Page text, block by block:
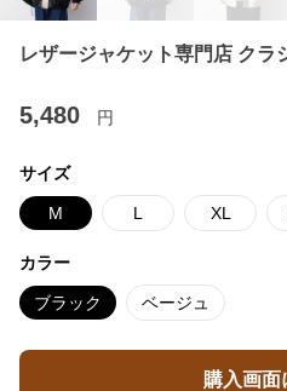
レザージャケット専門店 クラ
5,480 円
サイズ
M L XL
カラー
ブラック ベージュ
購入画面